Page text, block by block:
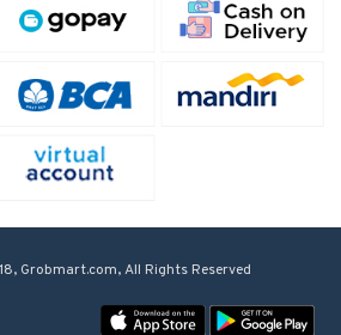
Grobmart.com, All Rights Reserved